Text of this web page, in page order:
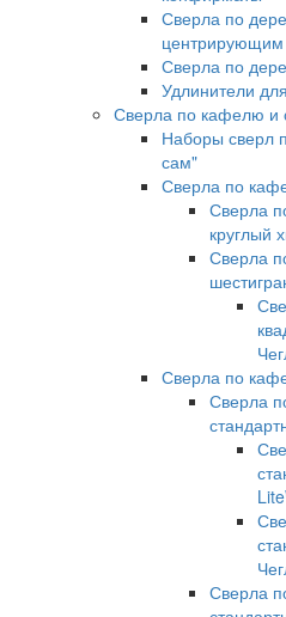
Сверла по
центрирующим
Сверла по
Удлинители
Сверла по кафелю и
Наборы сверл
сам"
Сверла по
Сверла
круглый
Сверла
Сверла по
Сверла
Сверла